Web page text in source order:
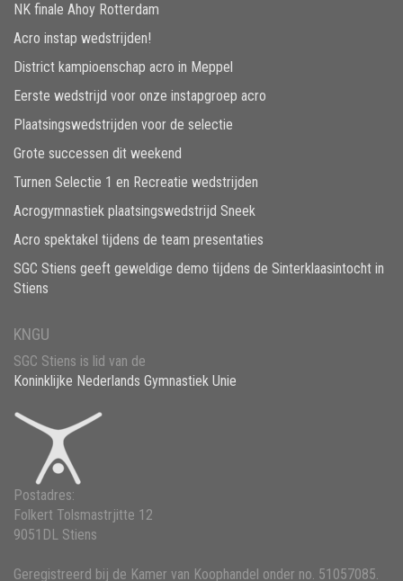
NK finale Ahoy Rotterdam
Acro instap wedstrijden!
District kampioenschap acro in Meppel
Eerste wedstrijd voor onze instapgroep acro
Plaatsingswedstrijden voor de selectie
Grote successen dit weekend
Turnen Selectie 1 en Recreatie wedstrijden
Acrogymnastiek plaatsingswedstrijd Sneek
Acro spektakel tijdens de team presentaties
SGC Stiens geeft geweldige demo tijdens de Sinterklaasintocht in
Stiens
KNGU
SGC Stiens is lid van de
Koninklijke Nederlands Gymnastiek Unie
Postadres:
Folkert Tolsmastrjitte 12
9051DL Stiens
Geregistreerd bij de Kamer van Koophandel onder no. 51057085.